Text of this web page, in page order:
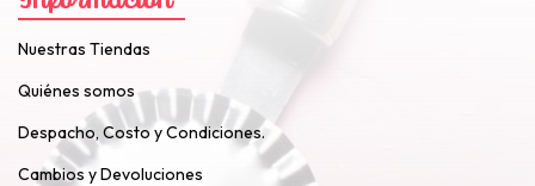
Nuestras Tiendas
Quiénes somos
Despacho, Costo y Condiciones.
Cambios y Devoluciones